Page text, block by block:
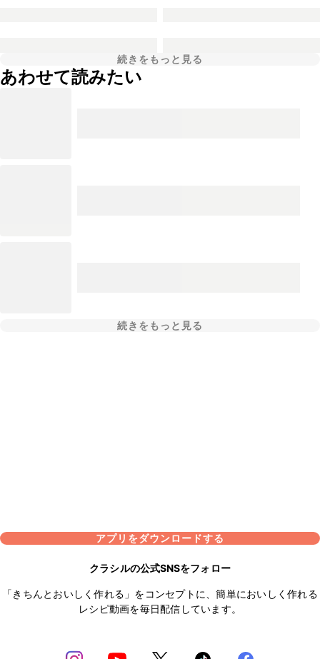
続きをもっと見る
あわせて読みたい
続きをもっと見る
アプリをダウンロードする
クラシルの公式SNSをフォロー
「きちんとおいしく作れる」をコンセプトに、簡単においしく作れる
レシピ動画を毎日配信しています。